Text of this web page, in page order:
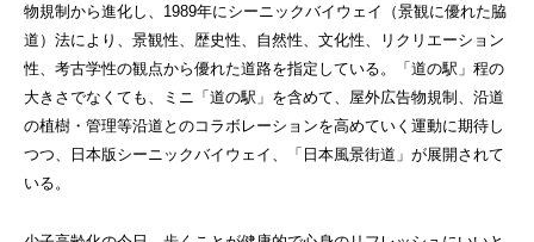
物規制から進化し、1989年にシーニックバイウェイ（景観に優れた脇
道）法により、景観性、歴史性、自然性、文化性、リクリエーション
性、考古学性の観点から優れた道路を指定している。「道の駅」程の
大きさでなくても、ミニ「道の駅」を含めて、屋外広告物規制、沿道
の植樹・管理等沿道とのコラボレーションを高めていく運動に期待し
つつ、日本版シーニックバイウェイ、「日本風景街道」が展開されて
いる。